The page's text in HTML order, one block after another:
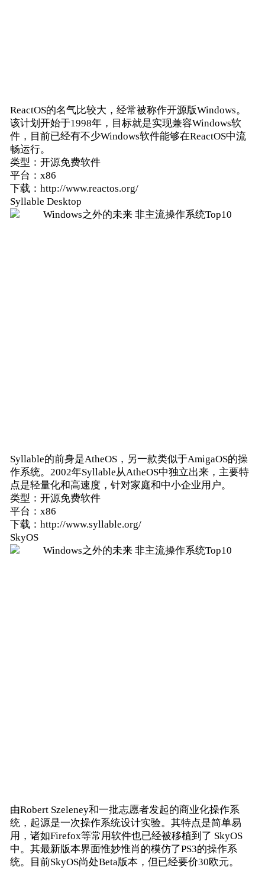
ReactOS的名气比较大，经常被称作开源版Windows。
该计划开始于1998年，目标就是实现兼容Windows软
件，目前已经有不少Windows软件能够在ReactOS中流
畅运行。
类型：开源免费软件
平台：x86
下载：http://www.reactos.org/
Syllable Desktop
Syllable的前身是AtheOS，另一款类似于AmigaOS的操
作系统。2002年Syllable从AtheOS中独立出来，主要特
点是轻量化和高速度，针对家庭和中小企业用户。
类型：开源免费软件
平台：x86
下载：http://www.syllable.org/
SkyOS
由Robert Szeleney和一批志愿者发起的商业化操作系
统，起源是一次操作系统设计实验。其特点是简单易
用，诸如Firefox等常用软件也已经被移植到了 SkyOS
中。其最新版本界面惟妙惟肖的模仿了PS3的操作系
统。目前SkyOS尚处Beta版本，但已经要价30欧元。